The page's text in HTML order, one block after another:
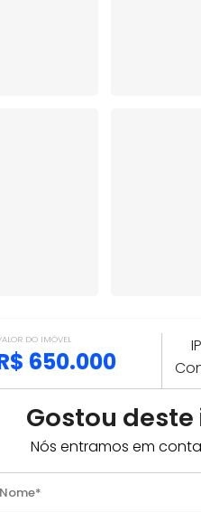
DO IMÓVEL
650.000
Gostou
Nós entramos em